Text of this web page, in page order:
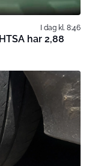
I dag kl. 8:46
har 2,88